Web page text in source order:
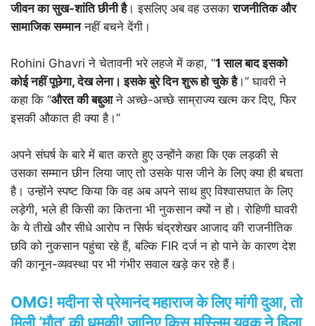
जीवन का सुख-शांति छीनी है। इसलिए अब वह उसकाराजनीतिक और
सामाजिक सम्माननहीं बचने देंगी।
Rohini Ghavri ने चेतावनी भरे लहजे में कहा, “1 साल बाद इसको
कोई नहीं पूछेगा, देख लेना। इसके बुरे दिन शुरू हो चुके है।” घावरी ने
कहा कि “औरत की बद्दुआने अच्छे-अच्छे साम्राज्य खत्म कर दिए, फिर
इसकी औकात ही क्या है।”
अपने संघर्ष के बारे में बात करते हुए उन्होंने कहा कि एक लड़की से
उसका सम्मान छीन लिया जाए तो उसके पास जीने के लिए क्या ही बचता
है। उन्होंने स्पष्ट किया कि वह अब अपने साथ हुए विश्वासघात के लिए
लड़ेगी, भले ही किसी का कितना भी नुकसान क्यों न हो। रोहिणी घावरी
के ये तीखे और सीधे आरोप न सिर्फ चंद्रशेखर आजाद की राजनीतिक
छवि को नुकसान पहुंचा रहे हैं, बल्कि FIR दर्ज न हो पाने के कारण देश
की कानून-व्यवस्था पर भी गंभीर सवाल खड़े कर रहे हैं।
OMG! मदीना से प्रेमानंद महाराज के लिए मांगी दुआ, तो
मिली ‘मौत’ की धमकी! जानिए किस मुस्लिम युवक ने हिला